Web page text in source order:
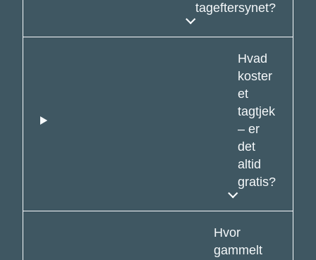
tageftersynet?
Hvad
koster
et
tagtjek
– er
det
altid
gratis?
Hvor
gammelt